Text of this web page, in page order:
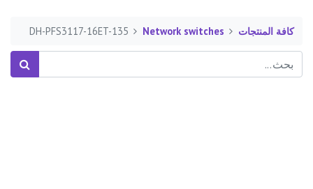
كافة المنتجات Network switches
DH-PFS3117-16ET-135